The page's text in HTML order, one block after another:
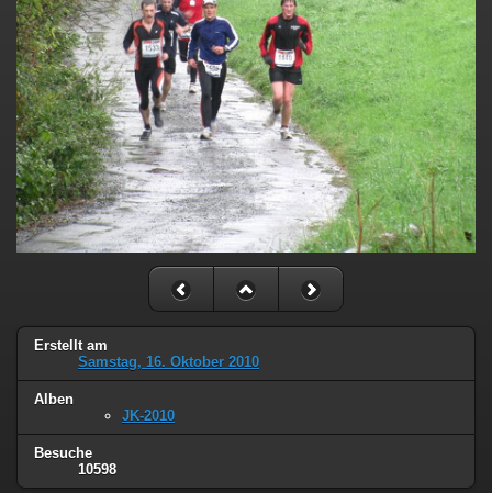
Erstellt am
Samstag, 16. Oktober 2010
Alben
JK-2010
Besuche
10598